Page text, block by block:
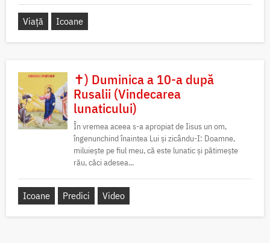
Viață Icoane
✝) Duminica a 10-a după
Rusalii (Vindecarea
lunaticului)
În vremea aceea s-a apropiat de Iisus un om,
îngenunchind înaintea Lui și zicându-I: Doamne,
miluiește pe fiul meu, că este lunatic și pătimește
rău, căci adesea...
Icoane Predici Video